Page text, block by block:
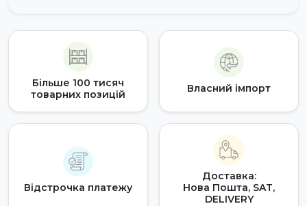
Більше 100 тисяч
товарних позицій
Власний імпорт
Відстрочка платежу
Доставка:
Нова Пошта, SAT,
DELIVERY